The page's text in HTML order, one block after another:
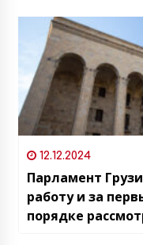
12.12.2024
Парламент
работу и за
порядке